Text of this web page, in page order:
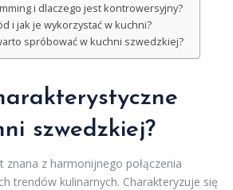
i dlaczego jest kontrowersyjny?
i jak je wykorzystać w kuchni?
spróbować w kuchni szwedzkiej?
szwedzkiej?
znana z harmonijnego połączenia
trendów kulinarnych. Charakteryzuje się